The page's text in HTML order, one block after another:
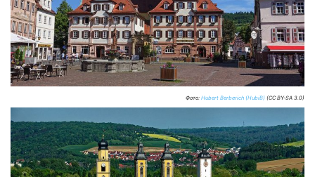
Фото: Hubert Berberich (HubiB) (CC BY-SA 3.0)